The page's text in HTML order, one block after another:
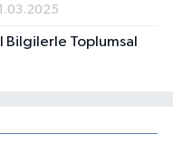
Bilgilerle Toplumsal